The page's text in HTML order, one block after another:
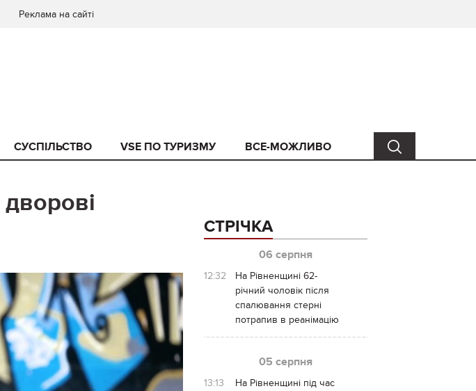
Реклама на сайті
СУСПІЛЬСТВО VSE ПО ТУРИЗМУ ВСЕ-МОЖЛИВО
СТРІЧКА
06 серпня
12:32
На Рівненщині 62-
річний чоловік після
спалювання стерні
потрапив в реанімацію
05 серпня
13:13
На Рівненщині під час